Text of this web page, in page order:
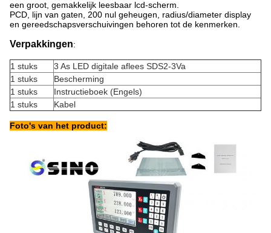
een groot, gemakkelijk leesbaar lcd-scherm.
PCD, lijn van gaten, 200 nul geheugen, radius/diameter display
en gereedschapsverschuivingen behoren tot de kenmerken.
Verpakkingen:
1 stuks
3 As LED digitale aflees SDS2-3Va
1 stuks
Bescherming
1 stuks
Instructieboek (Engels)
1 stuks
Kabel
Foto's van het product: